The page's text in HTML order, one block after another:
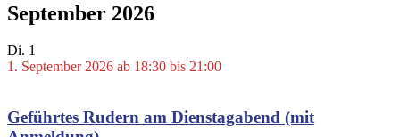
September 2026
Di. 1
1. September 2026 ab 18:30 bis 21:00
Geführtes Rudern am Dienstagabend (mit